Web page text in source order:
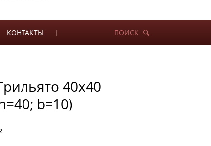
КОНТАКТЫ ПОИСК
40х40
b=10)